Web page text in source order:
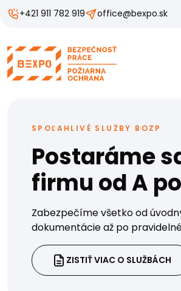
+421 911 782 919 office@bexpo.sk
SPOĽAHLIVÉ SLUŽBY BOZP
Postaráme
firmu od A
Zabezpečíme všetko od
dokumentácie až po
ZISTIŤ VIAC O SLUŽBÁCH